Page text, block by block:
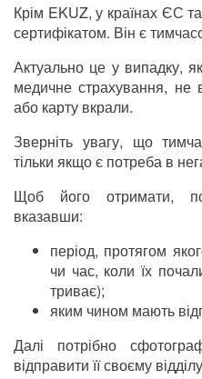
Крім EKUZ, у країнах ЄС
сертифікатом. Він є
Актуально це у випадку,
медичне страхування, не
або карту вкрали.
Зверніть увагу, що
тільки якщо є потреба в
Щоб його отримати,
вказавши:
період, протягом
чи час, коли їх
триває);
яким чином мають
Далі потрібно
відправити її своєму